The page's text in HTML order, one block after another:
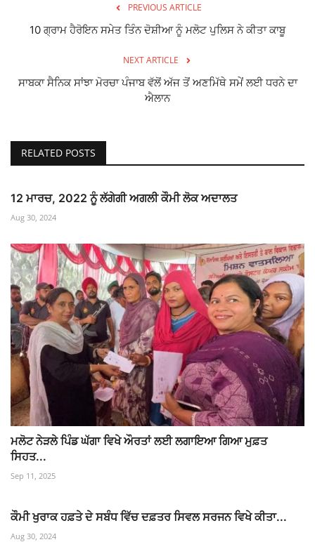
PREVIOUS ARTICLE
10 ਗ੍ਰਾਮ ਹੈਰੋਇਨ ਸਮੇਤ ਤਿੰਨ ਦੋਸ਼ੀਆ ਨੂੰ ਮਲੋਟ ਪੁਲਿਸ ਨੇ ਕੀਤਾ ਕਾਬੂ
NEXT ARTICLE
ਸਾਬਕਾ ਸੈਨਿਕ ਸਾਂਝਾ ਮੋਰਚਾ ਪੰਜਾਬ ਵੱਲੋਂ ਅੱਜ ਤੋਂ ਅਣਮਿੱਥੇ ਸਮੇਂ ਲਈ ਧਰਨੇ ਦਾ
ਐਲਾਨ
RELATED POSTS
12 ਮਾਰਚ, 2022 ਨੂੰ ਲੱਗੇਗੀ ਅਗਲੀ ਕੌਮੀ ਲੋਕ ਅਦਾਲਤ
Aug 30, 2024
ਮਲੋਟ ਨੇੜਲੇ ਪਿੰਡ ਘੱਗਾ ਵਿਖੇ ਔਰਤਾਂ ਲਈ ਲਗਾਇਆ ਗਿਆ ਮੁਫ਼ਤ
ਸਿਹਤ...
Sep 11, 2025
ਕੌਮੀ ਖੁਰਾਕ ਹਫ਼ਤੇ ਦੇ ਸਬੰਧ ਵਿੱਚ ਦਫ਼ਤਰ ਸਿਵਲ ਸਰਜਨ ਵਿਖੇ ਕੀਤਾ...
Aug 30, 2024